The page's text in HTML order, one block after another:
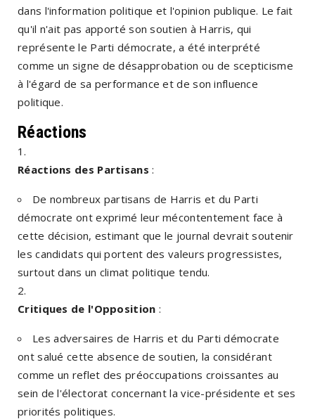
dans l'information politique et l'opinion publique. Le fait
qu'il n'ait pas apporté son soutien à Harris, qui
représente le Parti démocrate, a été interprété
comme un signe de désapprobation ou de scepticisme
à l'égard de sa performance et de son influence
politique.
Réactions
Réactions des Partisans :
De nombreux partisans de Harris et du Parti
démocrate ont exprimé leur mécontentement face à
cette décision, estimant que le journal devrait soutenir
les candidats qui portent des valeurs progressistes,
surtout dans un climat politique tendu.
Critiques de l'Opposition :
Les adversaires de Harris et du Parti démocrate
ont salué cette absence de soutien, la considérant
comme un reflet des préoccupations croissantes au
sein de l'électorat concernant la vice-présidente et ses
priorités politiques.